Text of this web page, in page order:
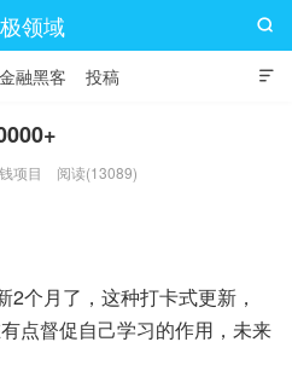
领域

金融黑客 投稿

项目 阅读(13089)
2个月了，这种打卡式更新，
点督促自己学习的作用，未来